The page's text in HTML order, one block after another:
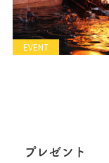
EVENT
プレゼント